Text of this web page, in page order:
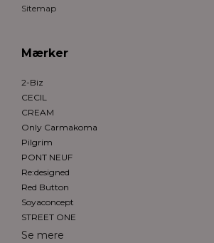
Sitemap
Mærker
2-Biz
CECIL
CREAM
Only Carmakoma
Pilgrim
PONT NEUF
Re:designed
Red Button
Soyaconcept
STREET ONE
Se mere